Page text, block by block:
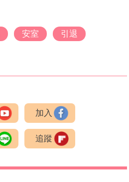
安室 引退
加入
追蹤